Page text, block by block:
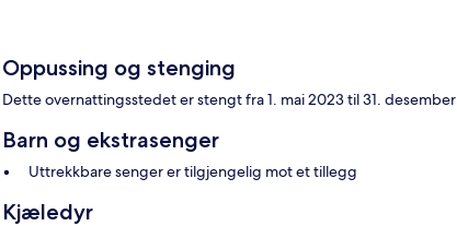
Oppussing og stenging
Dette overnattingsstedet er stengt fra 1. mai 2023 til 31.
Barn og ekstrasenger
Uttrekkbare senger er tilgjengelig mot et tillegg
Kjæledyr